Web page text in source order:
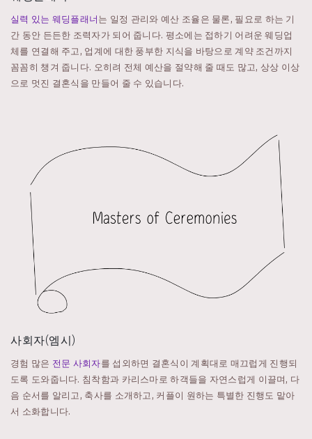
실력 있는 웨딩플래너 는 일정 관리와 예산 조율은 물론, 필요로 하는 기
간 동안 든든한 조력자가 되어 줍니다. 평소에는 접하기 어려운 웨딩업
체를 연결해 주고, 업계에 대한 풍부한 지식을 바탕으로 계약 조건까지
꼼꼼히 챙겨 줍니다. 오히려 전체 예산을 절약해 줄 때도 많고, 상상 이상
으로 멋진 결혼식을 만들어 줄 수 있습니다.
사회자(엠시)
경험 많은 전문 사회자를 섭외하면 결혼식이 계획대로 매끄럽게 진행되
도록 도와줍니다. 침착함과 카리스마로 하객들을 자연스럽게 이끌며, 다
음 순서를 알리고, 축사를 소개하고, 커플이 원하는 특별한 진행도 맡아
서 소화합니다.